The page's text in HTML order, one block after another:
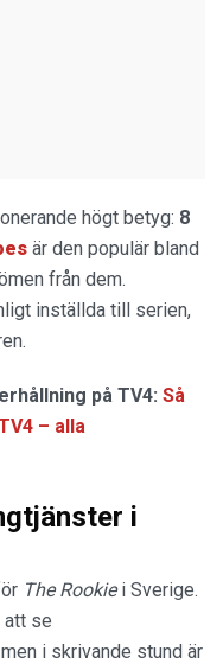
högt betyg: 8
är den populär bland
från dem.
inställda till serien,
på TV4: Så
– alla
i
The Rookiei Sverige.
att se
i skrivande stund är